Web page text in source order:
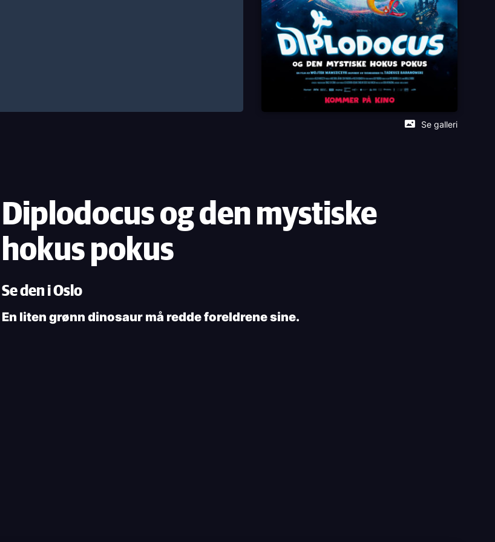
Se galleri
Diplodocus og den mystiske
hokus pokus
Se den i Oslo
En liten grønn dinosaur må redde foreldrene sine.